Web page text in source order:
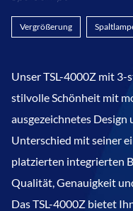
Vergrößerung
Unser TSL-4000Z mit
stilvolle Schönheit mit
ausgezeichnetes Design
Unterschied mit seiner
platzierten integrierten
Qualität, Genauigkeit
Das TSL-4000Z bietet